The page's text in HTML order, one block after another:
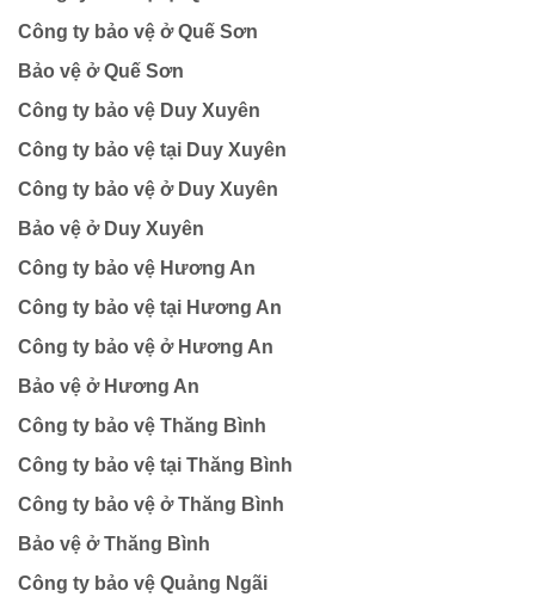
Công ty bảo vệ ở Quế Sơn
Bảo vệ ở Quế Sơn
Công ty bảo vệ Duy Xuyên
Công ty bảo vệ tại Duy Xuyên
Công ty bảo vệ ở Duy Xuyên
Bảo vệ ở Duy Xuyên
Công ty bảo vệ Hương An
Công ty bảo vệ tại Hương An
Công ty bảo vệ ở Hương An
Bảo vệ ở Hương An
Công ty bảo vệ Thăng Bình
Công ty bảo vệ tại Thăng Bình
Công ty bảo vệ ở Thăng Bình
Bảo vệ ở Thăng Bình
Công ty bảo vệ Quảng Ngãi